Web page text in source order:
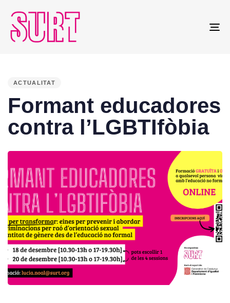
ACTUALITAT
Formant educadores
contra l’LGBTIfòbia